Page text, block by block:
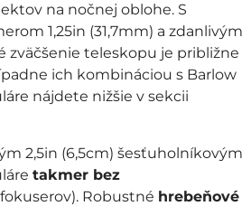
na nočnej oblohe. S
1,25in (31,7mm) a zdanlivým
zväčšenie teleskopu je približne
ich kombináciou s Barlow
nájdete nižšie v sekcii
2,5in (6,5cm) šesťuholníkovým
takmer bez
Robustné hrebeňové